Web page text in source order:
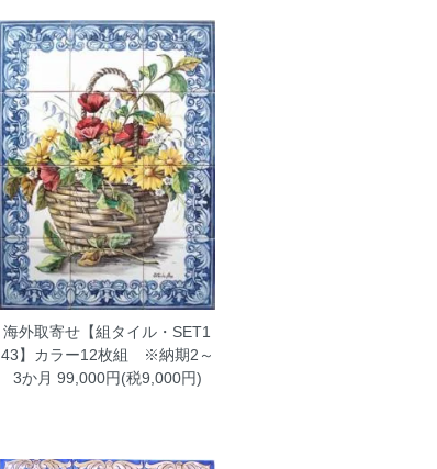
海外取寄せ【組タイル・SET1
43】カラー12枚組 ※納期2～
3か月 99,000円(税9,000円)